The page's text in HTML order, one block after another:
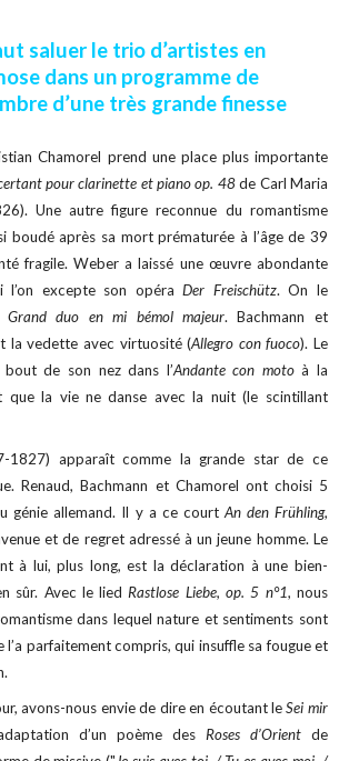
saluer le trio d’artistes en
dans un programme de
d’une très grande finesse
Chamorel prend une place plus importante
pour clarinette et piano op. 48de Carl Maria
Une autre figure reconnue du romantisme
boudé après sa mort prématurée à l’âge de 39
fragile. Weber a laissé une œuvre abondante
l’on excepte son opéraDer Freischütz. On le
Grand duo en mi bémol majeur. Bachmann et
la vedette avec virtuosité (Allegro con fuoco). Le
de son nez dans l’Andante con motoà la
que la vie ne danse avec la nuit (le scintillant
1827) apparaît comme la grande star de ce
Renaud, Bachmann et Chamorel ont choisi 5
génie allemand. Il y a ce court An den Frühling,
et de regret adressé à un jeune homme. Le
à lui, plus long, est la déclaration à une bien-
sûr. Avec le lied Rastlose Liebe, op. 5 n°1, nous
dans lequel nature et sentiments sont
l’a parfaitement compris, qui insuffle sa fougue et
avons-nous envie de dire en écoutant leSei mir
d’un poème des Roses d’Orient de